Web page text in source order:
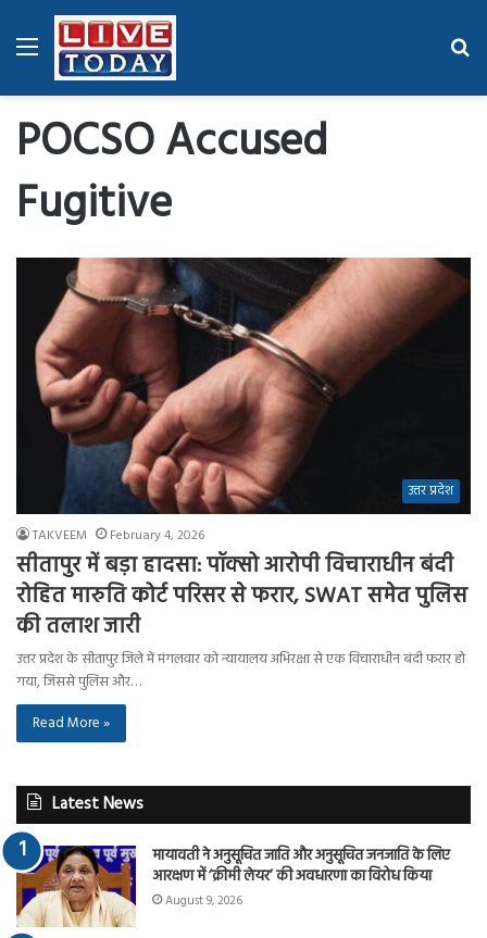
Menu
POCSO Accused
Fugitive
उत्तर प्रदेश
TAKVEEM February 4, 2026
सीतापुर में बड़ा हादसा: पॉक्सो आरोपी विचाराधीन बंदी
रोहित मारुति कोर्ट परिसर से फरार, SWAT समेत पुलिस
की तलाश जारी
उत्तर प्रदेश के सीतापुर जिले में मंगलवार को न्यायालय अभिरक्षा से एक विचाराधीन बंदी फरार हो
गया, जिससे पुलिस और…
Read More »
Latest News
मायावती ने अनुसूचित जाति और अनुसूचित जनजाति के लिए
आरक्षण में ‘क्रीमी लेयर’ की अवधारणा का विरोध किया
August 9, 2026